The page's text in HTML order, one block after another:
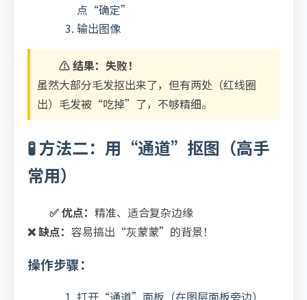
点“确定”
输出图像
⚠️ 结果：失败！
虽然大部分毛发抠出来了，但有两处（红线圈
出）毛发被“吃掉”了，不够精细。
🧪 方法二：用“通道”抠图（高手
常用）
✅ 优点： 精准、适合复杂边缘
❌ 缺点： 容易搞出“灰蒙蒙”的背景！
操作步骤：
打开“通道”面板（在图层面板旁边）